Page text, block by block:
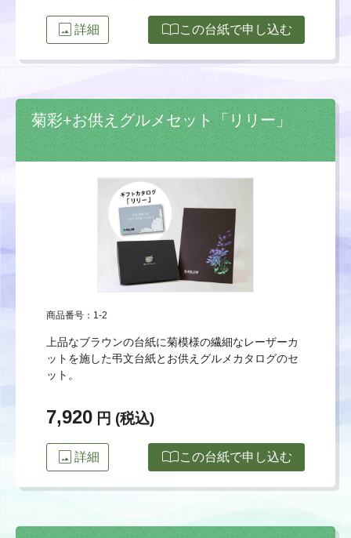
image 詳細 import_contactsこの台紙で申し込む
菊彩+お供えグルメセット「リリー」
商品番号：1-2
上品なブラウンの台紙に菊模様の繊細なレーザーカ
ットを施した弔文台紙とお供えグルメカタログのセ
ット。
7,920 円 (税込)
image 詳細 import_contactsこの台紙で申し込む